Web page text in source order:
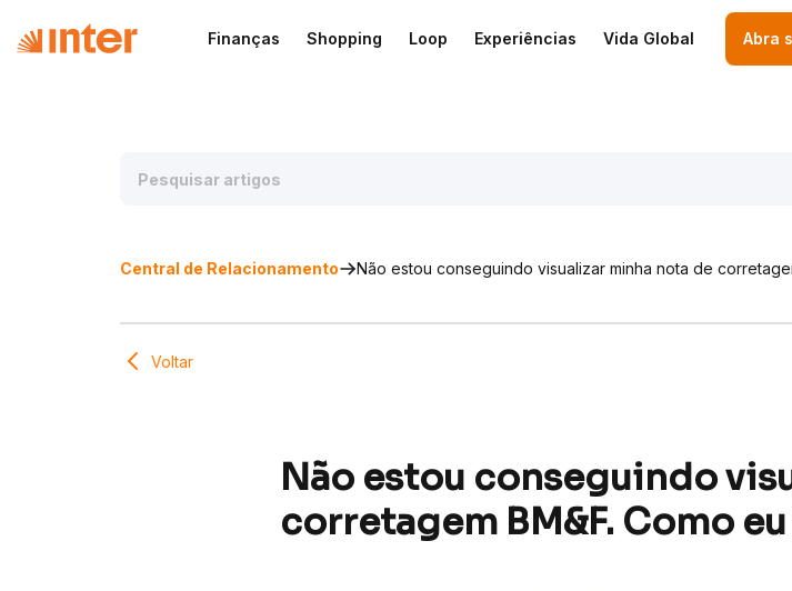
Finanças Shopping Loop Experiências Vida Global Abra
Central de Relacionamento Não estou conseguindo visualizar minha nota de
Voltar
Não estou conseguindo
corretagem BM&F. Como